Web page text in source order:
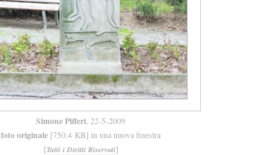
Simone Pifferi , 22-5-2009
foto originale [750,4 KB] in una nuova finestra
[Tutti i Diritti Riservati]